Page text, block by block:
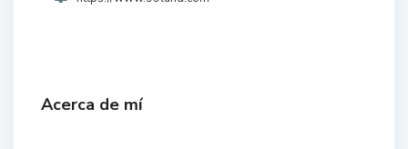
Acerca de mí